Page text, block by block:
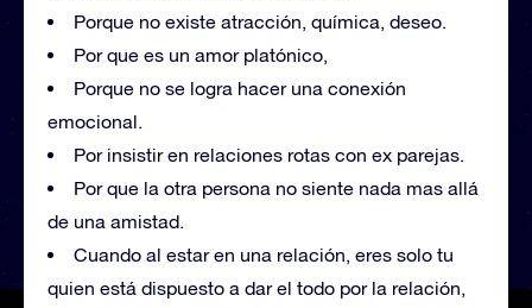
Porque no existe atracción, química, deseo.
Por que es un amor platónico,
Porque no se logra hacer una conexión
emocional.
Por insistir en relaciones rotas con ex parejas.
Por que la otra persona no siente nada mas allá
de una amistad.
Cuando al estar en una relación, eres solo tu
quien está dispuesto a dar el todo por la relación,